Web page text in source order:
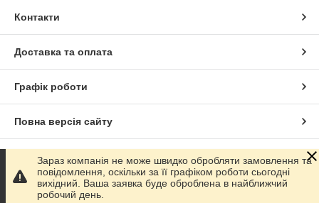
Контакти
Доставка та оплата
Графік роботи
Повна версія сайту
Сайт створено на маркетплейсіProm.ua
Політика конфіденційності
Зараз компанія не може швидко обробляти замовлення та
повідомлення, оскільки за її графіком роботи сьогодні
вихідний. Ваша заявка буде оброблена в найближчий
робочий день.